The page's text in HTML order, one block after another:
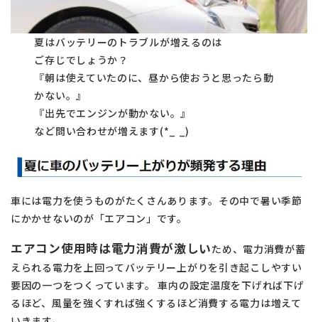
夏はバッテリーのトラブルが増えるのは
ご存じでしょうか？
『朝は使えていたのに、昼から使おうと思ったら動
かない。』
『出先でエンジンが動かない。』
など問い合わせが増えます(*_ _)
車には電力を使うものがたくさんあります。その中で暑い季節
にかかせないのが「エアコン」です。
エアコン使用時は電力消費が激しいため、電力消費が蓄
えられる電力を上回ってバッテリー上がりを引き起こしやすい
要因の一つをつくっています。 車内の設定温度を下げれば下げ
るほど、風量を強くすれば強くするほど消費する電力は増えて